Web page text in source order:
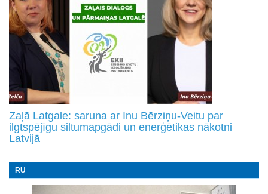
Zaļā Latgale: saruna ar Inu Bērziņu-Veitu par
ilgtspējīgu siltumapgādi un enerģētikas nākotni
Latvijā
RU